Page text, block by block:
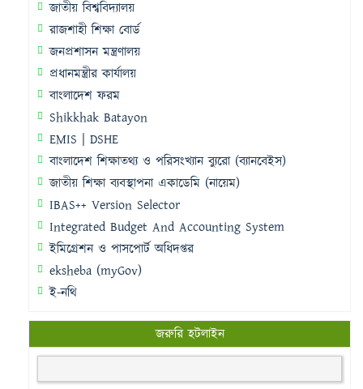
জাতীয় বিশ্ববিদ্যালয়
রাজশাহী শিক্ষা বোর্ড
জনপ্রশাসন মন্ত্রণালয়
প্রধানমন্ত্রীর কার্যালয়
বাংলাদেশ ফরম
Shikkhak Batayon
EMIS | DSHE
বাংলাদেশ শিক্ষাতথ্য ও পরিসংখ্যান ব্যুরো (ব্যানবেইস)
জাতীয় শিক্ষা ব্যবস্থাপনা একাডেমি (নায়েম)
IBAS++ Version Selector
Integrated Budget And Accounting System
ইমিগ্রেশন ও পাসপোর্ট অধিদপ্তর
eksheba (myGov)
ই-নথি
জরুরি হটলাইন